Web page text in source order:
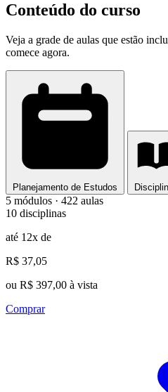
Conteúdo do curso
Veja a grade de aulas que estão
comece agora.
Planejamento de Estudos
5 módulos · 422 aulas
10 disciplinas
até 12x de
R$ 37,05
ou R$ 397,00 à vista
Comprar